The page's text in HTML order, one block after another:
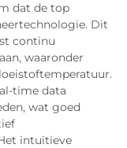
dat de top
Dit
continu
waaronder
time data
wat goed
intuïtieve